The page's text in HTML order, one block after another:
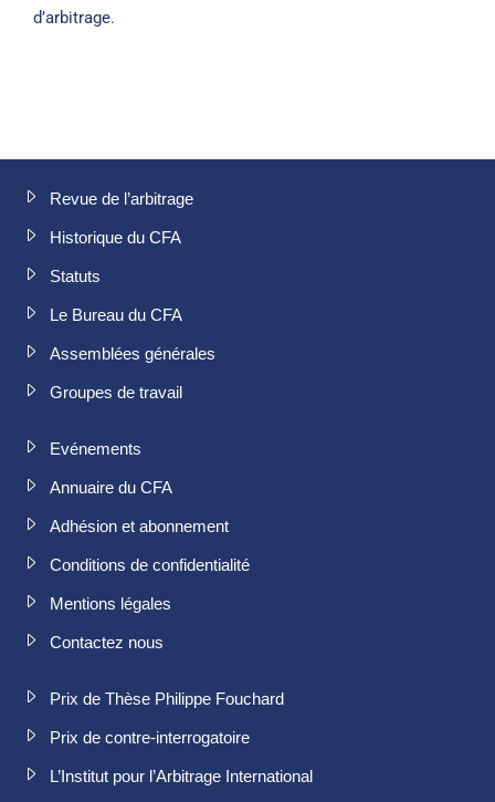
d’arbitrage.
Revue de l’arbitrage
Historique du CFA
Statuts
Le Bureau du CFA
Assemblées générales
Groupes de travail
Evénements
Annuaire du CFA
Adhésion et abonnement
Conditions de confidentialité
Mentions légales
Contactez nous
Prix de Thèse Philippe Fouchard
Prix de contre-interrogatoire
L’Institut pour l’Arbitrage International